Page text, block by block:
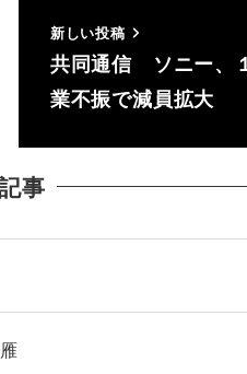
新しい投稿
共同通信 ソニー、
業不振で減員拡大
事